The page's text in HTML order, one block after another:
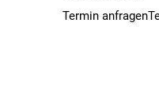
Termin anfragen